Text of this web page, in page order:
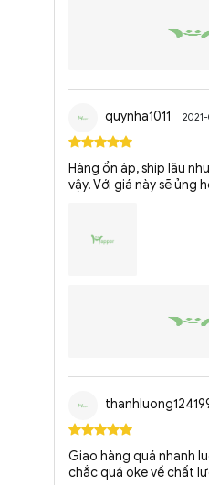
quynha1011
Hàng ổn áp, ship lâu
vậy. Với giá này sẽ ủng
Giao hàng quá nhanh
chắc quá oke về chất